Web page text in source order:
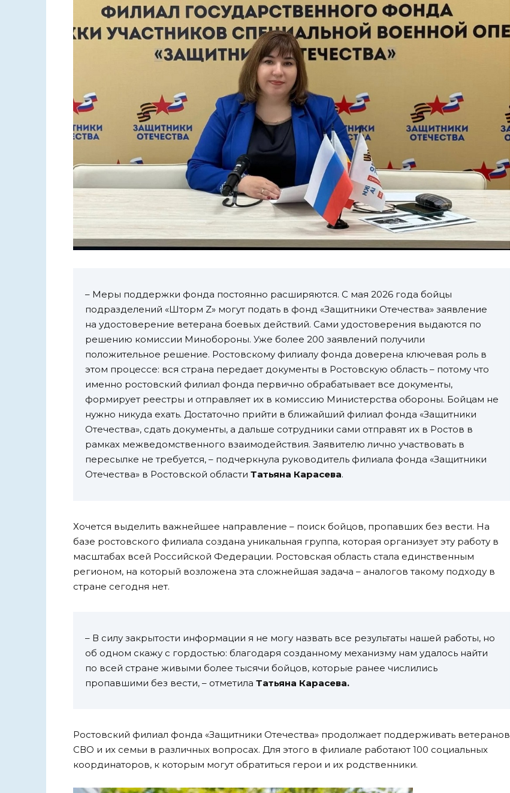
– Меры поддержки фонда постоянно расширяются. С мая 2026 года бойцы
подразделений «Шторм Z» могут подать в фонд «Защитники Отечества» заявление
на удостоверение ветерана боевых действий. Сами удостоверения выдаются по
решению комиссии Минобороны. Уже более 200 заявлений получили
положительное решение. Ростовскому филиалу фонда доверена ключевая роль в
этом процессе: вся страна передает документы в Ростовскую область – потому что
именно ростовский филиал фонда первично обрабатывает все документы,
формирует реестры и отправляет их в комиссию Министерства обороны. Бойцам не
нужно никуда ехать. Достаточно прийти в ближайший филиал фонда «Защитники
Отечества», сдать документы, а дальше сотрудники сами отправят их в Ростов в
рамках межведомственного взаимодействия. Заявителю лично участвовать в
пересылке не требуется, – подчеркнула руководитель филиала фонда «Защитники
Отечества» в Ростовской области Татьяна Карасева.
Хочется выделить важнейшее направление – поиск бойцов, пропавших без вести. На
базе ростовского филиала создана уникальная группа, которая организует эту работу в
масштабах всей Российской Федерации. Ростовская область стала единственным
регионом, на который возложена эта сложнейшая задача – аналогов такому подходу в
стране сегодня нет.
– В силу закрытости информации я не могу назвать все результаты нашей работы, но
об одном скажу с гордостью: благодаря созданному механизму нам удалось найти
по всей стране живыми более тысячи бойцов, которые ранее числились
пропавшими без вести, – отметила Татьяна Карасева.
Ростовский филиал фонда «Защитники Отечества» продолжает поддерживать ветеранов
СВО и их семьи в различных вопросах. Для этого в филиале работают 100 социальных
координаторов, к которым могут обратиться герои и их родственники.